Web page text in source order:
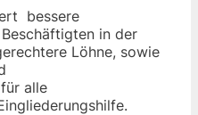
bessere
in der
Löhne, sowie
alle